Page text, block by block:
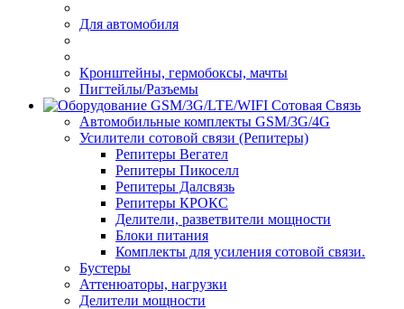
Для автомобиля
Кронштейны, гермобоксы, мачты
Пигтейлы/Разъемы
Сотовая Связь
Автомобильные комплекты GSM/3G/4G
Усилители сотовой связи (Репитеры)
Репитеры Вегател
Репитеры Пикоселл
Репитеры Далсвязь
Репитеры КРОКС
Делители, разветвители мощности
Блоки питания
Комплекты для усиления сотовой связи.
Бустеры
Аттенюаторы, нагрузки
Делители мощности